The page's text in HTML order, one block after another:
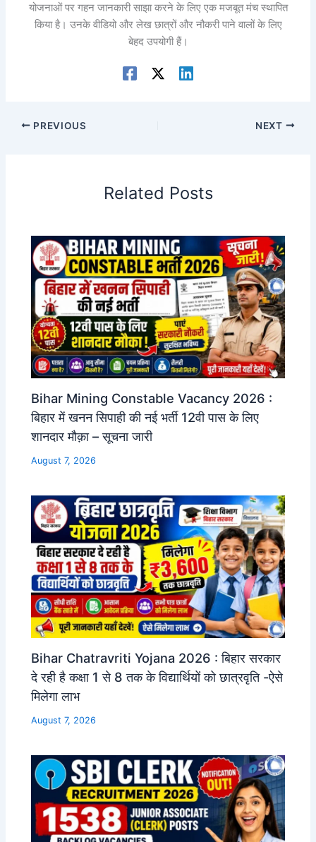
योजनाओं पर गहन जानकारी साझा करने के लिए एक मजबूत मंच स्थापित
किया है। उनके वीडियो और लेख छात्रों और नौकरी पाने वालों के लिए
बेहद उपयोगी हैं।
PREVIOUS NEXT
Related Posts
Bihar Mining Constable Vacancy 2026 :
बिहार में खनन सिपाही की नई भर्ती 12वी पास के लिए
शानदार मौक़ा – सूचना जारी
August 7, 2026
Bihar Chatravriti Yojana 2026 : बिहार सरकार
दे रही है कक्षा 1 से 8 तक के विद्यार्थियों को छात्रवृति -ऐसे
मिलेगा लाभ
August 7, 2026